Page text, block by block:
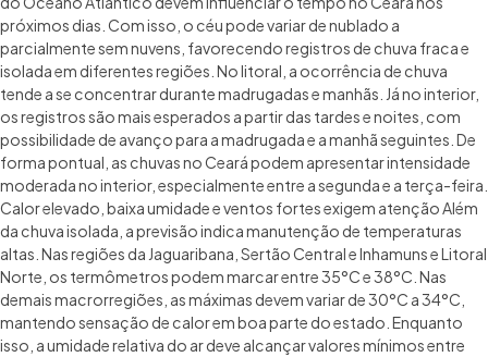
próximos dias. Com isso, o céu pode variar de nublado a
parcialmente sem nuvens, favorecendo registros de chuva fraca e
isolada em diferentes regiões. No litoral, a ocorrência de chuva
tende a se concentrar durante madrugadas e manhãs. Já no interior,
os registros são mais esperados a partir das tardes e noites, com
possibilidade de avanço para a madrugada e a manhã seguintes. De
forma pontual, as chuvas no Ceará podem apresentar intensidade
moderada no interior, especialmente entre a segunda e a terça-feira.
Calor elevado, baixa umidade e ventos fortes exigem atenção Além
da chuva isolada, a previsão indica manutenção de temperaturas
altas. Nas regiões da Jaguaribana, Sertão Central e Inhamuns e Litoral
Norte, os termômetros podem marcar entre 35°C e 38°C. Nas
demais macrorregiões, as máximas devem variar de 30°C a 34°C,
mantendo sensação de calor em boa parte do estado. Enquanto
isso, a umidade relativa do ar deve alcançar valores mínimos entre